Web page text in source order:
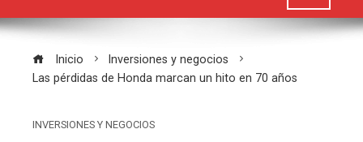
Inicio
Inversiones y negocios
Las pérdidas de Honda marcan un hito en 70 años
INVERSIONES Y NEGOCIOS